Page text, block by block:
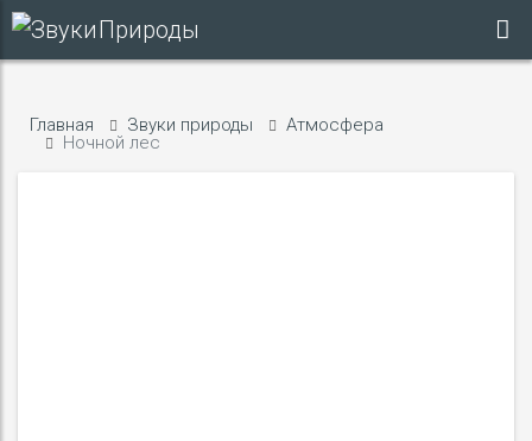
Главная Звуки природы
Атмосфера
Ночной лес